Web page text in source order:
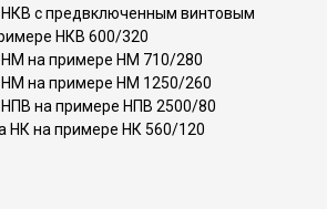
НКВ с предвключенным винтовым
НКВ 600/320
НМ на примере НМ 710/280
НМ на примере НМ 1250/260
НПВ на примере НПВ 2500/80
НК на примере НК 560/120